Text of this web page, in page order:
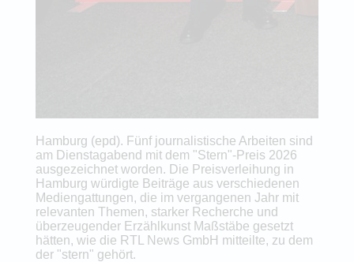
Hamburg (epd). Fünf journalistische Arbeiten sind
am Dienstagabend mit dem "Stern"-Preis 2026
ausgezeichnet worden. Die Preisverleihung in
Hamburg würdigte Beiträge aus verschiedenen
Mediengattungen, die im vergangenen Jahr mit
relevanten Themen, starker Recherche und
überzeugender Erzählkunst Maßstäbe gesetzt
hätten, wie die RTL News GmbH mitteilte, zu dem
der "stern" gehört.